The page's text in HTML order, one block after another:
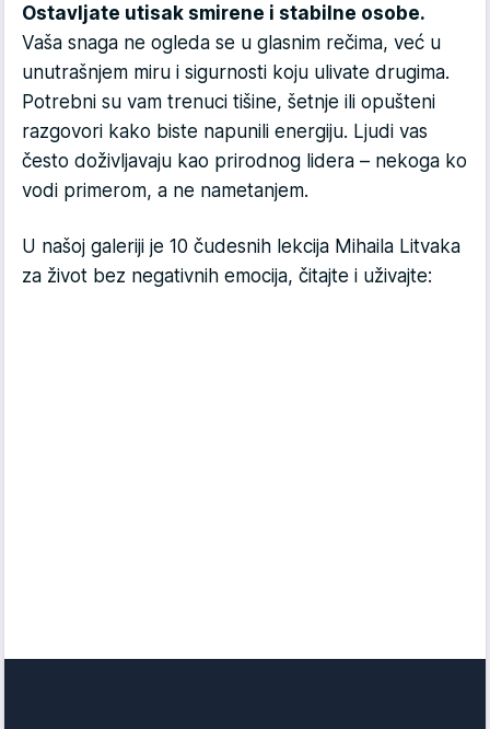
Ostavljate utisak smirene i stabilne osobe.
Vaša snaga ne ogleda se u glasnim rečima, već u
unutrašnjem miru i sigurnosti koju ulivate drugima.
Potrebni su vam trenuci tišine, šetnje ili opušteni
razgovori kako biste napunili energiju. Ljudi vas
često doživljavaju kao prirodnog lidera – nekoga ko
vodi primerom, a ne nametanjem.
U našoj galeriji je 10 čudesnih lekcija Mihaila Litvaka
za život bez negativnih emocija, čitajte i uživajte: